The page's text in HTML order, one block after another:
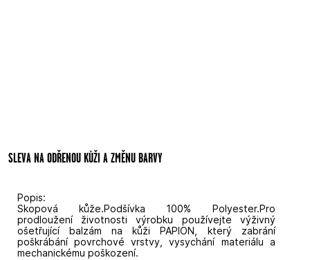
SLEVA NA ODŘENOU KŮŽI A ZMĚNU BARVY
Popis:
Skopová kůže.Podšívka 100% Polyester.Pro
prodloužení životnosti výrobku používejte výživný
ošetřující balzám na kůži PAPION, který zabrání
poškrábání povrchové vrstvy, vysychání materiálu a
mechanickému poškození.